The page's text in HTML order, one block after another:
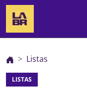
Listas
LISTAS